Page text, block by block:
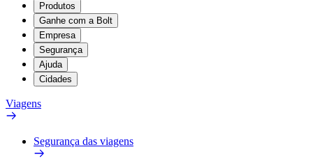
Produtos
Ganhe com a Bolt
Empresa
Segurança
Ajuda
Cidades
Viagens
Segurança das viagens